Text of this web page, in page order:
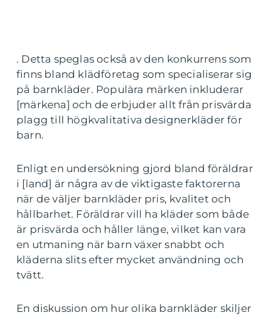
. Detta speglas också av den konkurrens som
finns bland klädföretag som specialiserar sig
på barnkläder. Populära märken inkluderar
[märkena] och de erbjuder allt från prisvärda
plagg till högkvalitativa designerkläder för
barn.
Enligt en undersökning gjord bland föräldrar
i [land] är några av de viktigaste faktorerna
när de väljer barnkläder pris, kvalitet och
hållbarhet. Föräldrar vill ha kläder som både
är prisvärda och håller länge, vilket kan vara
en utmaning när barn växer snabbt och
kläderna slits efter mycket användning och
tvätt.
En diskussion om hur olika barnkläder skiljer